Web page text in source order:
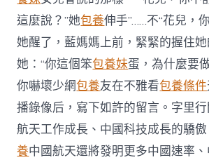
這麼說？”她包養伸手”……不“花兒，
她醒了，藍媽媽上前，緊緊的握住
她：“你這個笨包養妹蛋，為什麼要
你嚇壞少網包養友在不雅看包養條件
播錄像后，寫下如許的留言。字里
航天工作成長、中國科技成長的驕
養中國航天還將發明更多中國速率